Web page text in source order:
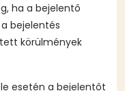
ha a bejelentő
bejelentés
körülmények
esetén a bejelentőt